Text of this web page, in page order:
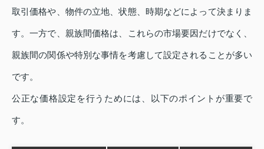
取引価格や、物件の立地、状態、時期などによって決まりま
す。一方で、親族間価格は、これらの市場要因だけでなく、
親族間の関係や特別な事情を考慮して設定されることが多い
です。
公正な価格設定を行うためには、以下のポイントが重要で
す。